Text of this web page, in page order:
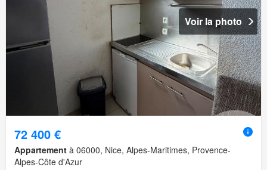
Voir la photo
72 400 €
Appartement à 06000, Nice, Alpes-Maritimes, Provence-
Alpes-Côte d'Azur